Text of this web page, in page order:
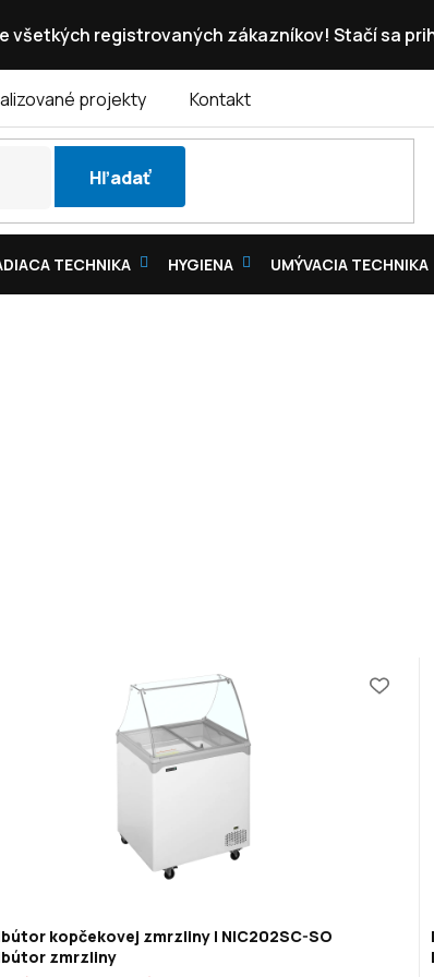
všetkých registrovaných zákazníkov! Stačí sa
projekty Kontakt
Hľadať
TECHNIKA HYGIENA UMÝVACIA TECHNIKA
kopčekovej zmrzliny | NIC202SC-SO
zmrzliny